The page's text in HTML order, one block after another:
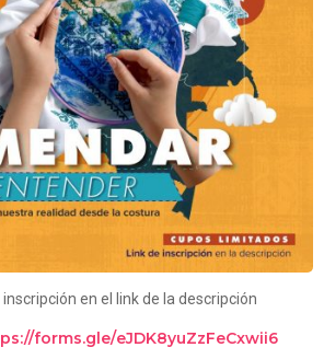
en el link de la descripción
forms.gle/eJDK8yuZzFeCxwii6